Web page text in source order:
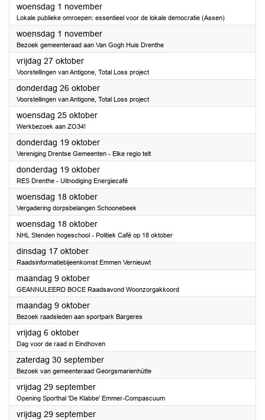
woensdag 1 november2023
Lokale publieke omroepen: essentieel voor de lokale democratie (Assen)
woensdag 1 november2023
Bezoek gemeenteraad aan Van Gogh Huis Drenthe
vrijdag 27 oktober2023
Voorstellingen van Antigone, Total Loss project
donderdag 26 oktober2023
Voorstellingen van Antigone, Total Loss project
woensdag 25 oktober2023
Werkbezoek aan ZO34!
donderdag 19 oktober2023
Vereniging Drentse Gemeenten - Elke regio telt
donderdag 19 oktober2023
RES Drenthe - Uitnodiging Energiecafé
woensdag 18 oktober2023
Vergadering dorpsbelangen Schoonebeek
woensdag 18 oktober2023
NHL Stenden hogeschool - Politiek Café op 18 oktober
dinsdag 17 oktober2023
Raadsinformatiebijeenkomst Emmen Vernieuwt
maandag 9 oktober2023
GEANNULEERD BOCE Raadsavond Woonzorgakkoord
maandag 9 oktober2023
Bezoek raadsleden aan sportpark Bargeres
vrijdag 6 oktober2023
Dag voor de raad in Eindhoven
zaterdag 30 september2023
Bezoek van gemeenteraad Georgsmarienhütte
vrijdag 29 september2023
Opening Sporthal 'De Klabbe' Emmer-Compascuum
vrijdag 29 september2023